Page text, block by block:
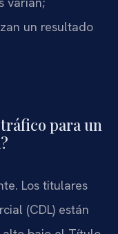
un resultado
para un
Los titulares
(CDL) están